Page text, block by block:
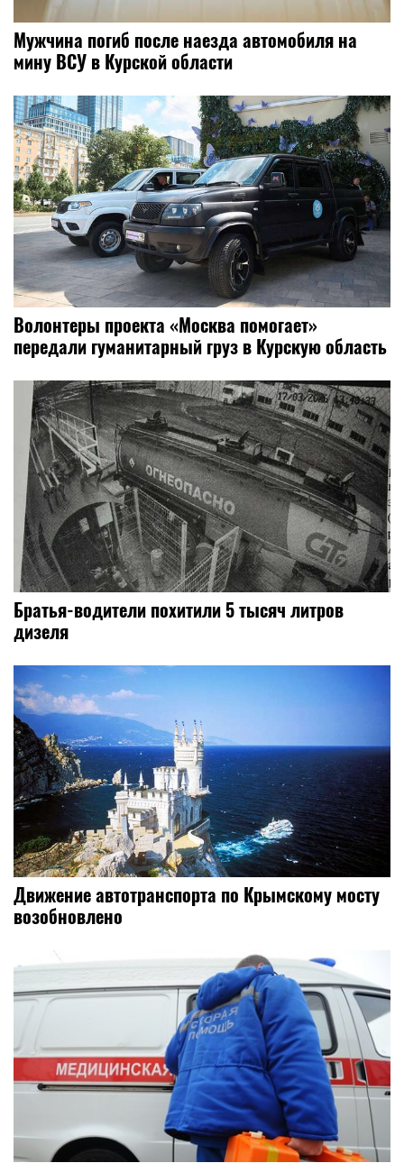
Мужчина погиб после наезда автомобиля на
мину ВСУ в Курской области
Волонтеры проекта «Москва помогает»
передали гуманитарный груз в Курскую область
Братья-водители похитили 5 тысяч литров
дизеля
Движение автотранспорта по Крымскому мосту
возобновлено